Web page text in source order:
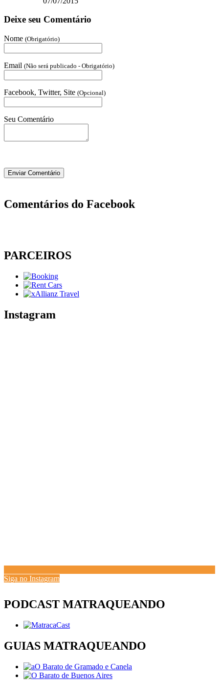
Deixe seu Comentário
Nome (Obrigatório)
Email (Não será publicado - Obrigatório)
Facebook, Twitter, Site (Opcional)
Seu Comentário
Comentários do Facebook
PARCEIROS
Instagram
Siga no Instagram
PODCAST MATRAQUEANDO
GUIAS MATRAQUEANDO